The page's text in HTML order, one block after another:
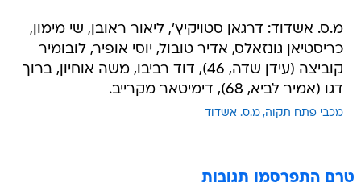
מ.ס. אשדוד: דרגאן סטויקיץ', ליאור ראובן, שי מימון,
כריסטיאן גונזאלס, אדיר טובול, יוסי אופיר, לובומיר
קוביצה (עידן שדה, 46), דוד רביבו, משה אוחיון, ברוך
דגו (אמיר לביא, 68), דימיטאר מקרייב.
מכבי פתח תקוה מ.ס. אשדוד
טרם התפרסמו תגובות